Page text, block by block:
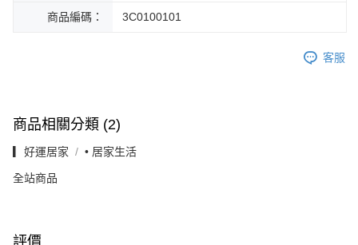
商品編碼： 3C0100101
客服
商品相關分類 (2)
▎好運居家 • 居家生活
全站商品